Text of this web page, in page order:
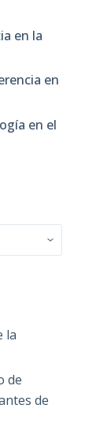
en la
en
en el
la
de
de